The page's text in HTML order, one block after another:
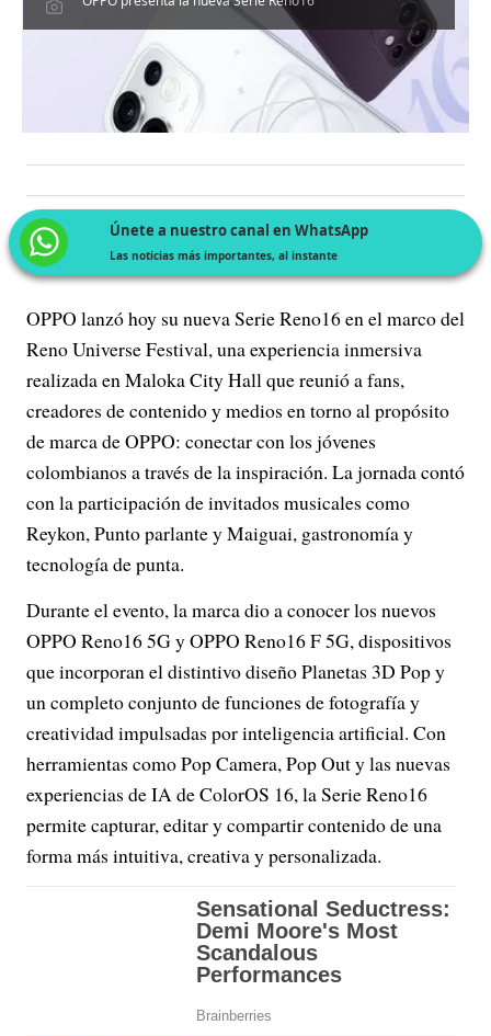
Únete a nuestro canal en WhatsApp
Las noticias más importantes, al instante
OPPO lanzó hoy su nueva Serie Reno16 en el marco del
Reno Universe Festival, una experiencia inmersiva
realizada en Maloka City Hall que reunió a fans,
creadores de contenido y medios en torno al propósito
de marca de OPPO: conectar con los jóvenes
colombianos a través de la inspiración. La jornada contó
con la participación de invitados musicales como
Reykon, Punto parlante y Maiguai, gastronomía y
tecnología de punta.
Durante el evento, la marca dio a conocer los nuevos
OPPO Reno16 5G y OPPO Reno16 F 5G, dispositivos
que incorporan el distintivo diseño Planetas 3D Pop y
un completo conjunto de funciones de fotografía y
creatividad impulsadas por inteligencia artificial. Con
herramientas como Pop Camera, Pop Out y las nuevas
experiencias de IA de ColorOS 16, la Serie Reno16
permite capturar, editar y compartir contenido de una
forma más intuitiva, creativa y personalizada.